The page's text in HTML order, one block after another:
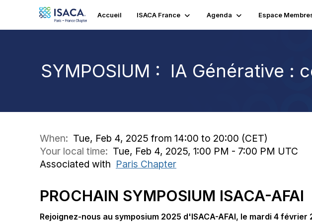
Accueil ISACA France Agenda Espace
SYMPOSIUM : IA Générative :
When: Tue, Feb 4, 2025 from 14:00 to 20:00 (CET)
Your local time: Tue, Feb 4, 2025, 1:00 PM - 7:00 PM UTC
Associated with Paris Chapter
PROCHAIN SYMPOSIUM ISACA-AFAI
Rejoignez-nous au symposium 2025 d'ISACA-AFAI, le mardi 4 février